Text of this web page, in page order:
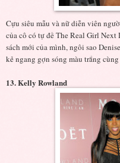
Cựu siêu mẫu và nữ diễn viên
của cô có tự đề The Real Girl
sách mới của mình, ngôi sao
kẻ ngang gợn sóng màu trắng
13. Kelly Rowland